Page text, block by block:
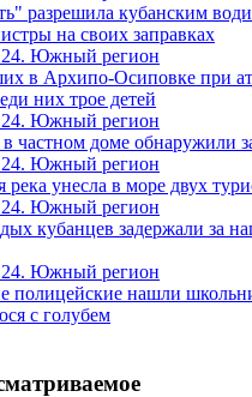
разрешила кубанским
на своих заправках
Южный регион
в Архипо-Осиповке при
них трое детей
Южный регион
частном доме обнаружили
Южный регион
река унесла в море двух
Южный регион
кубанцев задержали за
Южный регион
полицейские нашли
с голубем